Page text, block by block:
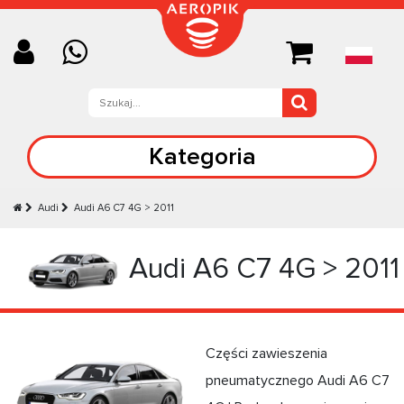
Kategoria
Audi Audi А6 C7 4G > 2011
Audi А6 C7 4G > 2011
Części zawieszenia
pneumatycznego Audi А6 C7